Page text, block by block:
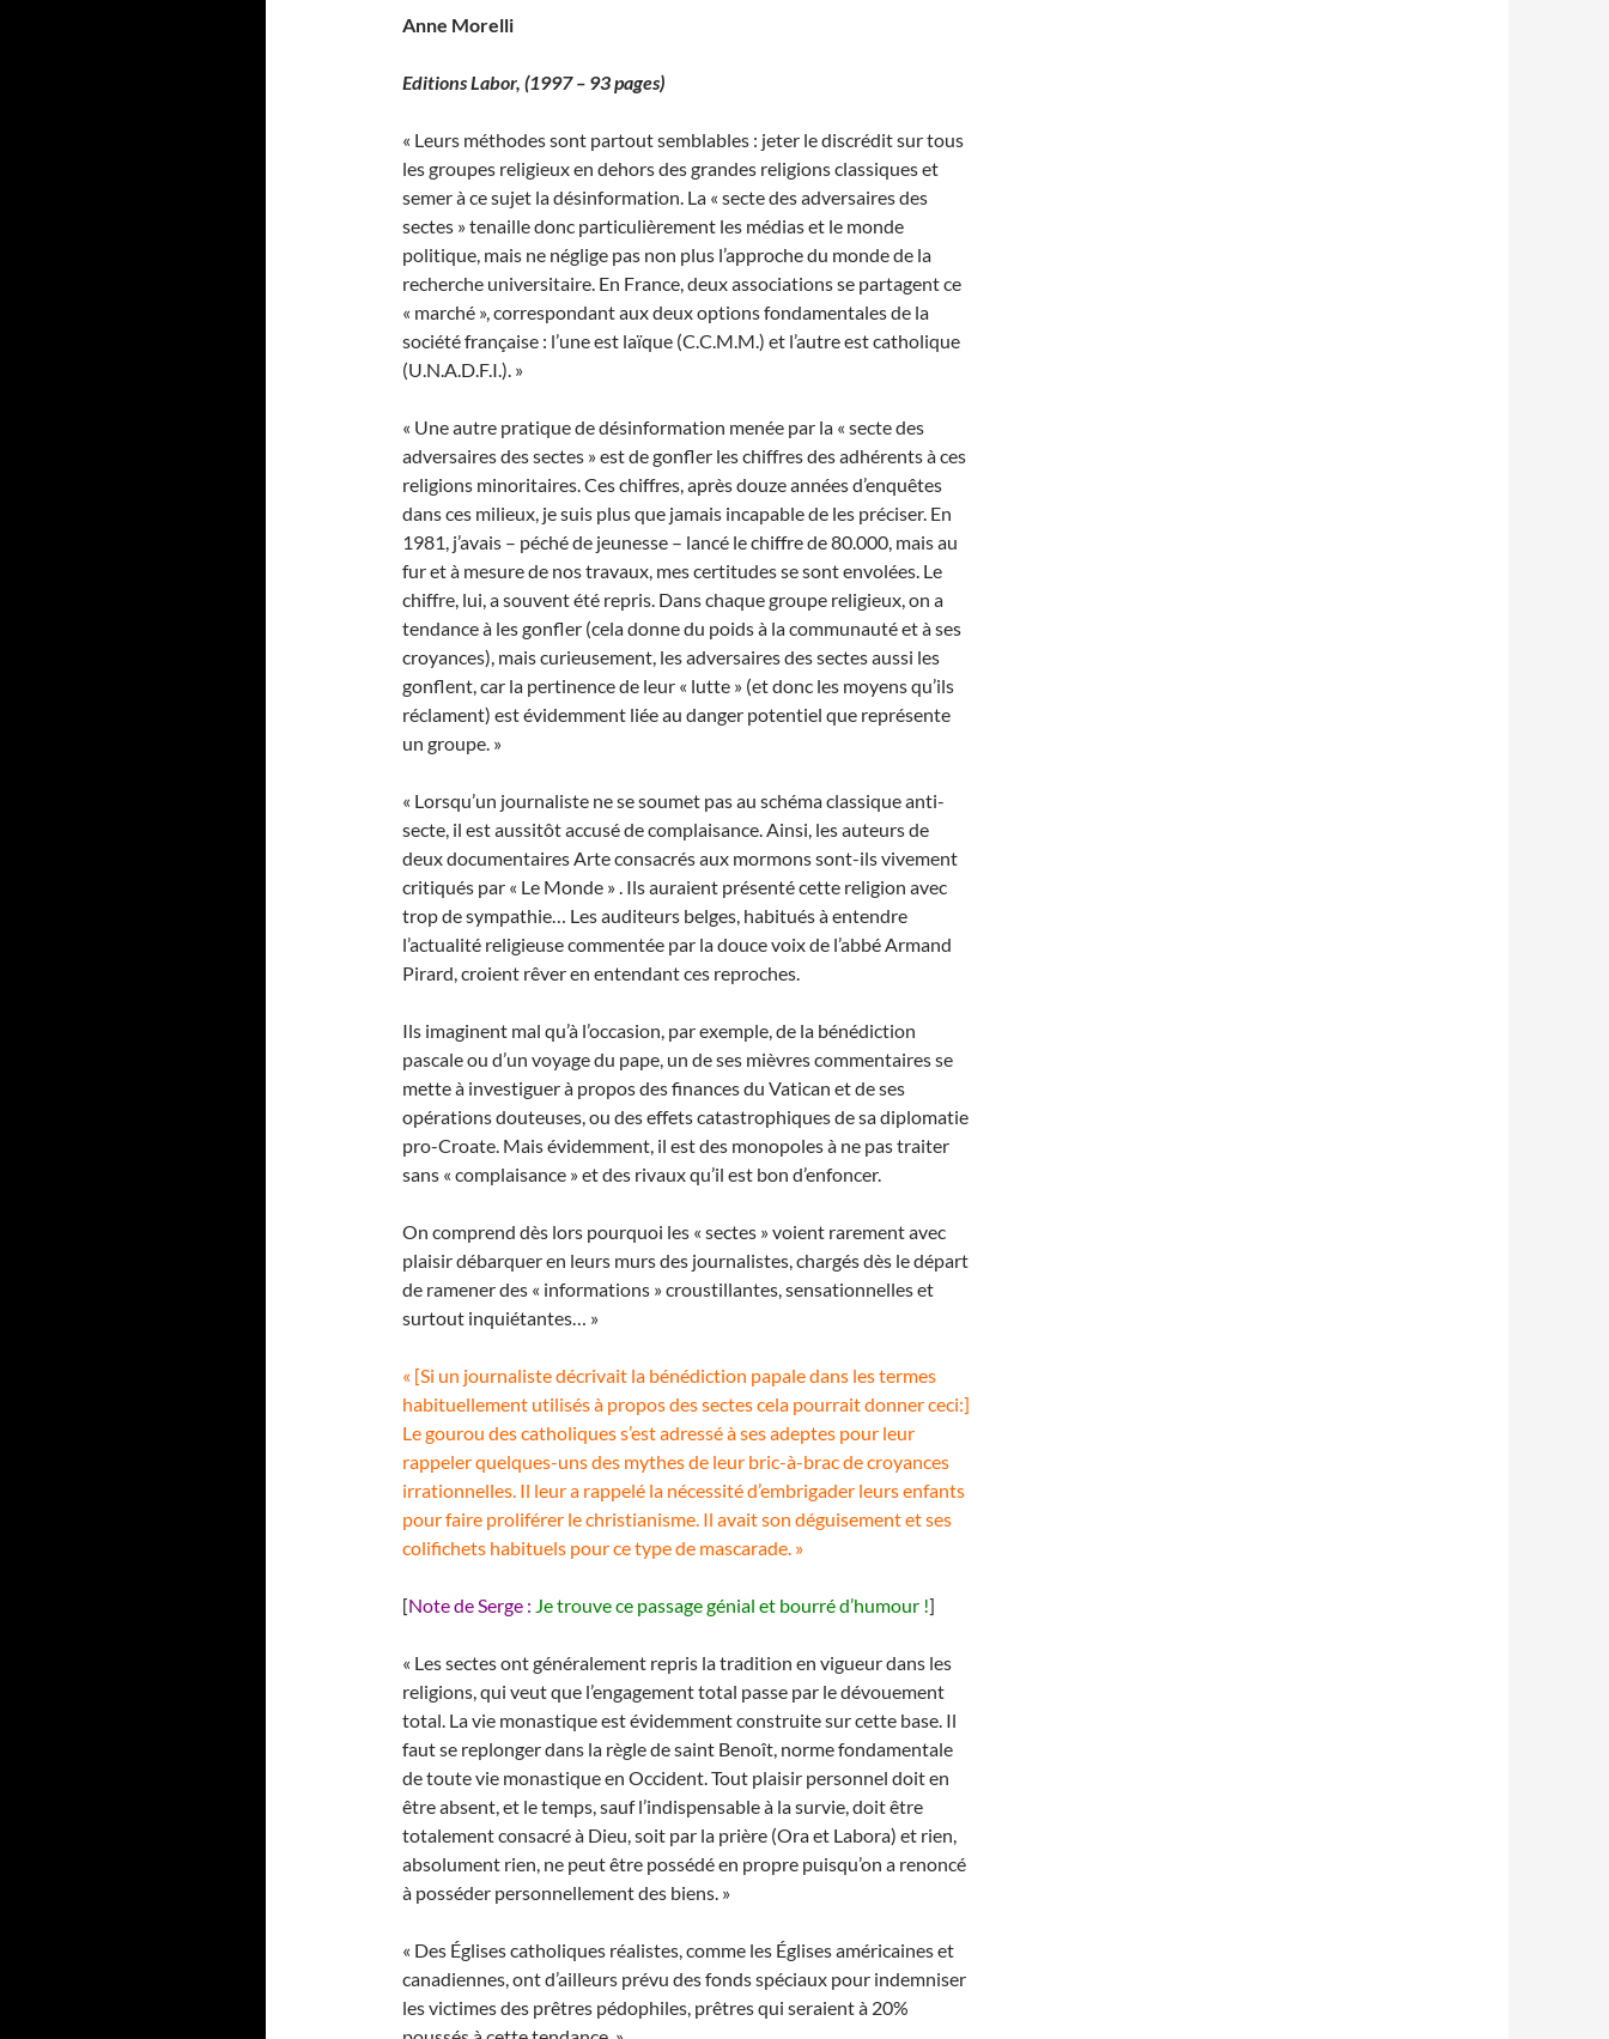
Anne Morelli
Editions Labor, (1997 – 93 pages)
« Leurs méthodes sont partout semblables : jeter le discrédit sur tous
les groupes religieux en dehors des grandes religions classiques et
semer à ce sujet la désinformation. La « secte des adversaires des
sectes » tenaille donc particulièrement les médias et le monde
politique, mais ne néglige pas non plus l’approche du monde de la
recherche universitaire. En France, deux associations se partagent ce
« marché », correspondant aux deux options fondamentales de la
société française : l’une est laïque (C.C.M.M.) et l’autre est catholique
(U.N.A.D.F.I.). »
« Une autre pratique de désinformation menée par la « secte des
adversaires des sectes » est de gonfler les chiffres des adhérents à ces
religions minoritaires. Ces chiffres, après douze années d’enquêtes
dans ces milieux, je suis plus que jamais incapable de les préciser. En
1981, j’avais – péché de jeunesse – lancé le chiffre de 80.000, mais au
fur et à mesure de nos travaux, mes certitudes se sont envolées. Le
chiffre, lui, a souvent été repris. Dans chaque groupe religieux, on a
tendance à les gonfler (cela donne du poids à la communauté et à ses
croyances), mais curieusement, les adversaires des sectes aussi les
gonflent, car la pertinence de leur « lutte » (et donc les moyens qu’ils
réclament) est évidemment liée au danger potentiel que représente
un groupe. »
« Lorsqu’un journaliste ne se soumet pas au schéma classique anti-
secte, il est aussitôt accusé de complaisance. Ainsi, les auteurs de
deux documentaires Arte consacrés aux mormons sont-ils vivement
critiqués par « Le Monde » . Ils auraient présenté cette religion avec
trop de sympathie… Les auditeurs belges, habitués à entendre
l’actualité religieuse commentée par la douce voix de l’abbé Armand
Pirard, croient rêver en entendant ces reproches.
Ils imaginent mal qu’à l’occasion, par exemple, de la bénédiction
pascale ou d’un voyage du pape, un de ses mièvres commentaires se
mette à investiguer à propos des finances du Vatican et de ses
opérations douteuses, ou des effets catastrophiques de sa diplomatie
pro-Croate. Mais évidemment, il est des monopoles à ne pas traiter
sans « complaisance » et des rivaux qu’il est bon d’enfoncer.
On comprend dès lors pourquoi les « sectes » voient rarement avec
plaisir débarquer en leurs murs des journalistes, chargés dès le départ
de ramener des « informations » croustillantes, sensationnelles et
surtout inquiétantes… »
« [Si un journaliste décrivait la bénédiction papale dans les termes
habituellement utilisés à propos des sectes cela pourrait donner ceci:]
Le gourou des catholiques s’est adressé à ses adeptes pour leur
rappeler quelques-uns des mythes de leur bric-à-brac de croyances
irrationnelles. Il leur a rappelé la nécessité d’embrigader leurs enfants
pour faire proliférer le christianisme. Il avait son déguisement et ses
colifichets habituels pour ce type de mascarade. »
[Note de Serge : Je trouve ce passage génial et bourré d’humour !]
« Les sectes ont généralement repris la tradition en vigueur dans les
religions, qui veut que l’engagement total passe par le dévouement
total. La vie monastique est évidemment construite sur cette base. Il
faut se replonger dans la règle de saint Benoît, norme fondamentale
de toute vie monastique en Occident. Tout plaisir personnel doit en
être absent, et le temps, sauf l’indispensable à la survie, doit être
totalement consacré à Dieu, soit par la prière (Ora et Labora) et rien,
absolument rien, ne peut être possédé en propre puisqu’on a renoncé
à posséder personnellement des biens. »
« Des Églises catholiques réalistes, comme les Églises américaines et
canadiennes, ont d’ailleurs prévu des fonds spéciaux pour indemniser
les victimes des prêtres pédophiles, prêtres qui seraient à 20%